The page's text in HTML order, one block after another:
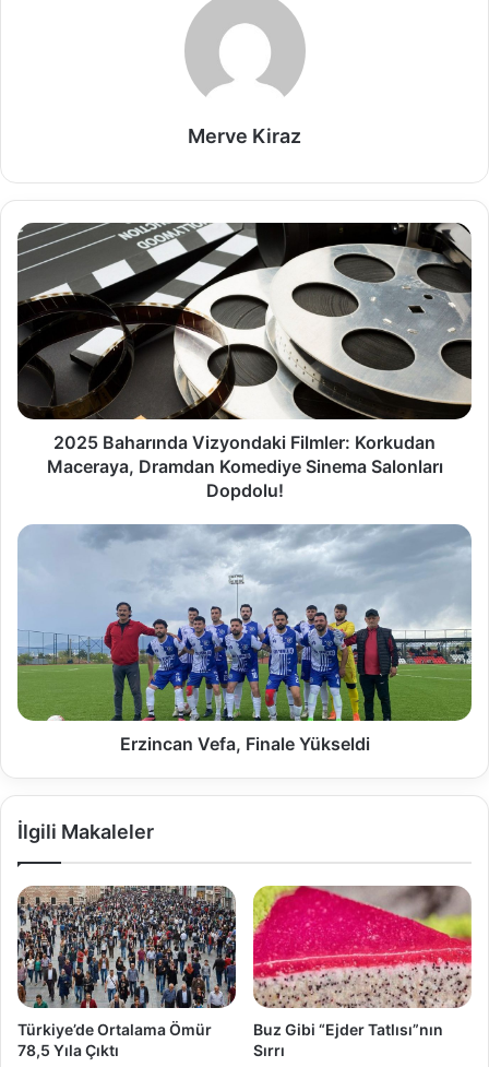
Merve Kiraz
2025 Baharında Vizyondaki Filmler: Korkudan
Maceraya, Dramdan Komediye Sinema Salonları
Dopdolu!
Erzincan Vefa, Finale Yükseldi
İlgili Makaleler
Türkiye’de Ortalama Ömür
78,5 Yıla Çıktı
Buz Gibi “Ejder Tatlısı”nın
Sırrı